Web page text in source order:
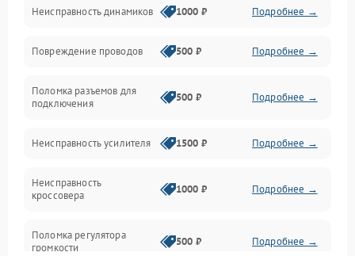
Связь
Механические повреждения
Неисправность динамиков 1000 ₽ Подробнее →
Повреждение проводов 500 ₽ Подробнее →
Поломка разъемов для
подключения
500 ₽ Подробнее →
Неисправность усилителя 1500 ₽ Подробнее →
Неисправность
кроссовера
1000 ₽ Подробнее →
Поломка регулятора
громкости
500 ₽ Подробнее →